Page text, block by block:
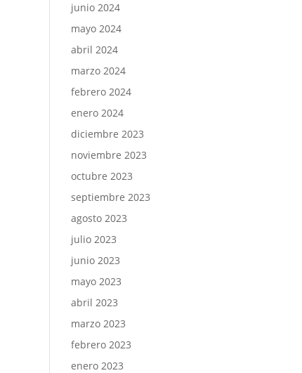
junio 2024
mayo 2024
abril 2024
marzo 2024
febrero 2024
enero 2024
diciembre 2023
noviembre 2023
octubre 2023
septiembre 2023
agosto 2023
julio 2023
junio 2023
mayo 2023
abril 2023
marzo 2023
febrero 2023
enero 2023